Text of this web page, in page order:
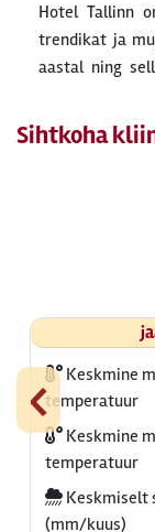
Hotel Tallinn
trendikat ja
aastal ning selles on 74 tuba – 50
Sihtkoha
‹ Keskmine
temperatuur
Keskmine
temperatuur
Keskmiselt
(mm/kuus)